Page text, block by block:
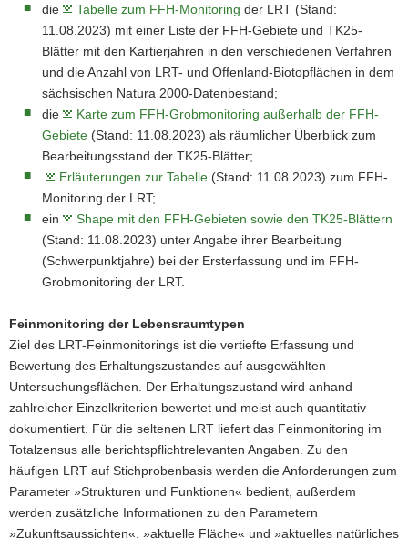
die Tabelle zum FFH-Monitoring der LRT (Stand:
11.08.2023) mit einer Liste der FFH-Gebiete und TK25-
Blätter mit den Kartierjahren in den verschiedenen Verfahren
und die Anzahl von LRT- und Offenland-Biotopflächen in dem
sächsischen Natura 2000-Datenbestand;
die
Karte zum FFH-Grobmonitoring außerhalb der FFH-
Gebiete (Stand: 11.08.2023) als räumlicher Überblick zum
Bearbeitungsstand der TK25-Blätter;
Erläuterungen zur Tabelle (Stand: 11.08.2023) zum FFH-
Monitoring der LRT;
ein
Shape mit den FFH-Gebieten sowie den TK25-Blättern
(Stand: 11.08.2023) unter Angabe ihrer Bearbeitung
(Schwerpunktjahre) bei der Ersterfassung und im FFH-
Grobmonitoring der LRT.
Feinmonitoring der Lebensraumtypen
Ziel des LRT-Feinmonitorings ist die vertiefte Erfassung und
Bewertung des Erhaltungszustandes auf ausgewählten
Untersuchungsflächen. Der Erhaltungszustand wird anhand
zahlreicher Einzelkriterien bewertet und meist auch quantitativ
dokumentiert. Für die seltenen LRT liefert das Feinmonitoring im
Totalzensus alle berichtspflichtrelevanten Angaben. Zu den
häufigen LRT auf Stichprobenbasis werden die Anforderungen zum
Parameter »Strukturen und Funktionen« bedient, außerdem
werden zusätzliche Informationen zu den Parametern
»Zukunftsaussichten«, »aktuelle Fläche« und »aktuelles natürliches